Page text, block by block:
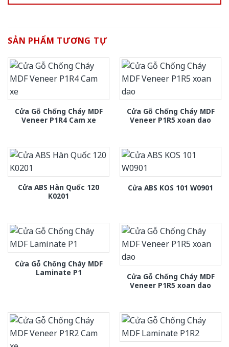
SẢN PHẨM TƯƠNG TỰ
Cửa Gỗ Chống Cháy MDF
Veneer P1R4 Cam xe
Cửa Gỗ Chống Cháy MDF
Veneer P1R5 xoan dao
Cửa ABS Hàn Quốc 120
K0201
Cửa ABS KOS 101 W0901
Cửa Gỗ Chống Cháy MDF
Laminate P1
Cửa Gỗ Chống Cháy MDF
Veneer P1R5 xoan dao